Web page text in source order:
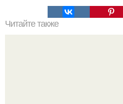
Читайте также